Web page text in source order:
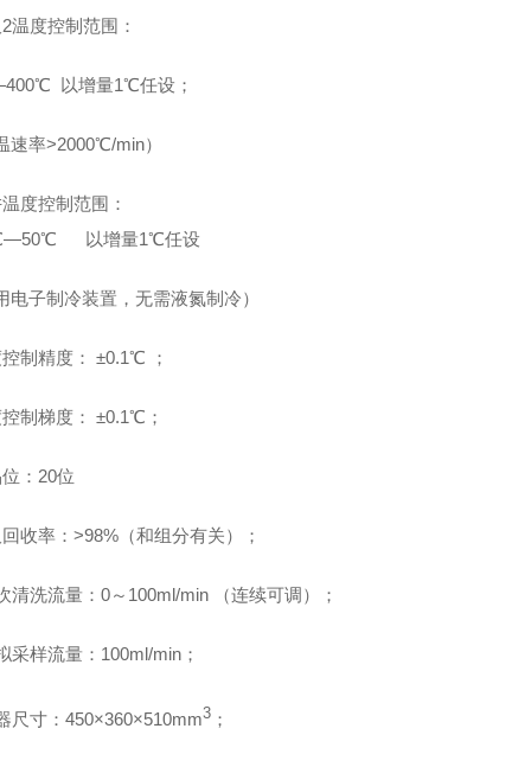
2温度控制范围：
℃ 以增量1℃任设；
速率>2000℃/min）
度控制范围：
50℃ 以增量1℃任设
电子制冷装置，无需液氮制冷）
制精度： ±0.1℃ ；
制梯度： ±0.1℃；
： 20位
收率：>98%（和组分有关）；
清洗流量： 0～ 100ml/min （连续可调）；
采样流量： 100ml/min；
尺寸： 450×360×510mm3；